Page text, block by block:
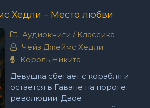
Хедли – Место любви
Аудиокниги / Классика
Чейз Джеймс Хедли
Король Никита
Девушка сбегает с корабля и
остается в Гаване на пороге
революции. Двое